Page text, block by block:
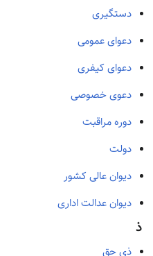
دستگیری
دعوای عمومی
دعوای کیفری
دعوی خصوصی
دوره مراقبت
دولت
دیوان عالی کشور
دیوان عدالت اداری
ذ
ذی‌ حق